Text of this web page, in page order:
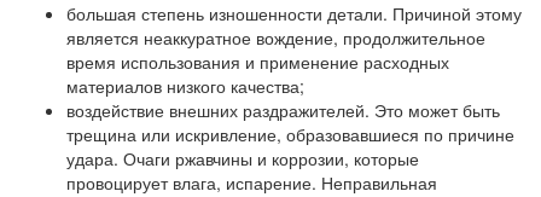
большая степень изношенности детали. Причиной этому
является неаккуратное вождение, продолжительное
время использования и применение расходных
материалов низкого качества;
воздействие внешних раздражителей. Это может быть
трещина или искривление, образовавшиеся по причине
удара. Очаги ржавчины и коррозии, которые
провоцирует влага, испарение. Неправильная